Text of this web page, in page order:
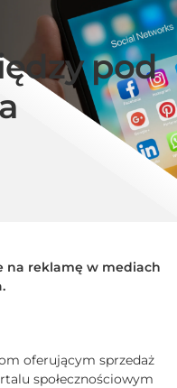
pod
na reklamę w mediach
oferującym sprzedaż
społecznościowym